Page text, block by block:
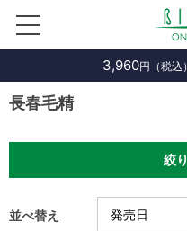
3,960円（税込）
長春毛精
絞
並べ替え